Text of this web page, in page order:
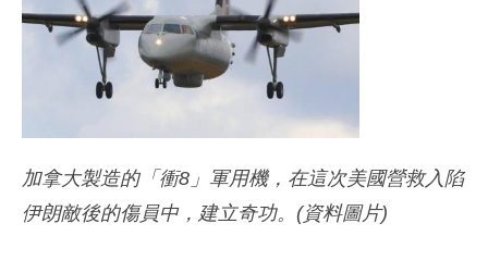
加拿大製造的「衝8」軍用機，在這次美國營救入陷
伊朗敵後的傷員中，建立奇功。(資料圖片)